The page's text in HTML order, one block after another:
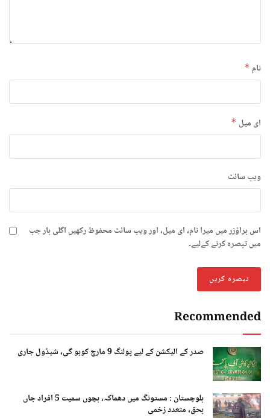
نام *
ای میل *
ویب‌ سائٹ
اس براؤزر میں میرا نام، ای میل، اور ویب سائٹ محفوظ رکھیں اگلی بار جب
میں تبصرہ کرنے کےلیے۔
Recommended
صدر کے الیکشن کے لیے پولنگ 9 مارچ کوہو گی، شیڈول جاری
بلوچستان : مستونگ میں دھماکہ، بچوں سمیت 5 افراد جاں
بحق، متعدد زخمی